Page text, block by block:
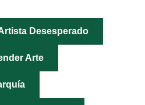
Desesperado
Arte